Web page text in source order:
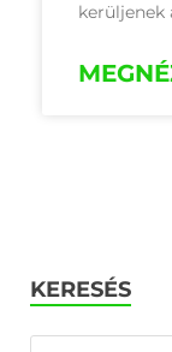
kerüljenek
KERESÉS